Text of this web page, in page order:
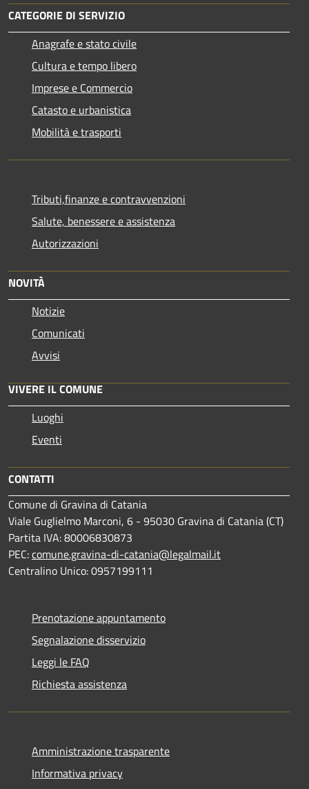
CATEGORIE DI SERVIZIO
Anagrafe e stato civile
Cultura e tempo libero
Imprese e Commercio
Catasto e urbanistica
Mobilità e trasporti
Tributi,finanze e contravvenzioni
Salute, benessere e assistenza
Autorizzazioni
NOVITÀ
Notizie
Comunicati
Avvisi
VIVERE IL COMUNE
Luoghi
Eventi
CONTATTI
Comune di Gravina di Catania
Viale Guglielmo Marconi, 6 - 95030 Gravina di Catania (CT)
Partita IVA: 80006830873
PEC:comune.gravina-di-catania@legalmail.it
Centralino Unico: 0957199111
Prenotazione appuntamento
Segnalazione disservizio
Leggi le FAQ
Richiesta assistenza
Amministrazione trasparente
Informativa privacy